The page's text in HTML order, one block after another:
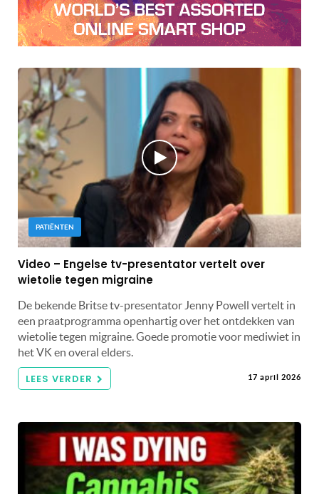
PATIËNTEN
Video – Engelse tv-presentator vertelt over
wietolie tegen migraine
De bekende Britse tv-presentator Jenny Powell vertelt in
een praatprogramma openhartig over het ontdekken van
wietolie tegen migraine. Goede promotie voor mediwiet in
het VK en overal elders.
LEES VERDER 17 april 2026